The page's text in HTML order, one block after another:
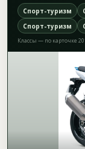
Спорт-туризм
Спорт-туризм
Классы — по карточке